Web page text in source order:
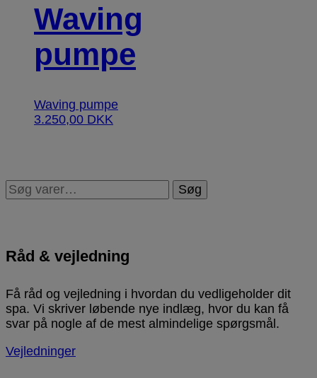
Waving
pumpe
Waving pumpe
3.250,00 DKK
Søg
Råd & vejledning
Få råd og vejledning i hvordan du vedligeholder dit
spa. Vi skriver løbende nye indlæg, hvor du kan få
svar på nogle af de mest almindelige spørgsmål.
Vejledninger